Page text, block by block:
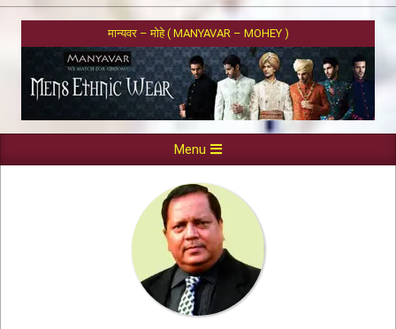
मान्यवर – मोहे ( MANYAVAR – MOHEY )
Menu